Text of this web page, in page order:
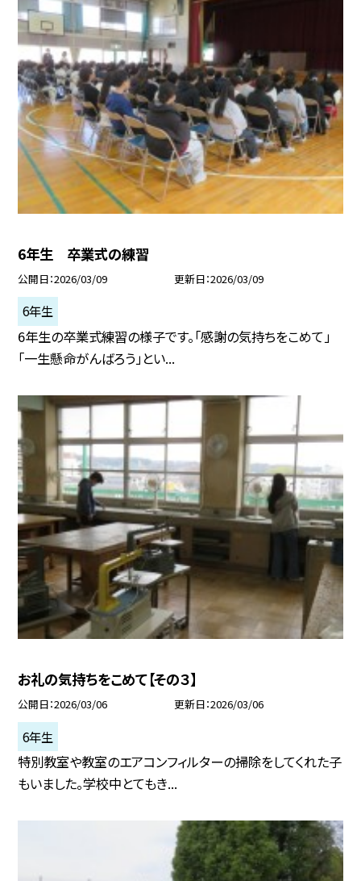
6年生 卒業式の練習
公開日 2026/03/09 更新日 2026/03/09
6年生
6年生の卒業式練習の様子です。「感謝の気持ちをこめて」
「一生懸命がんばろう」とい...
お礼の気持ちをこめて【その３】
公開日 2026/03/06 更新日 2026/03/06
6年生
特別教室や教室のエアコンフィルターの掃除をしてくれた子
もいました。学校中とてもき...